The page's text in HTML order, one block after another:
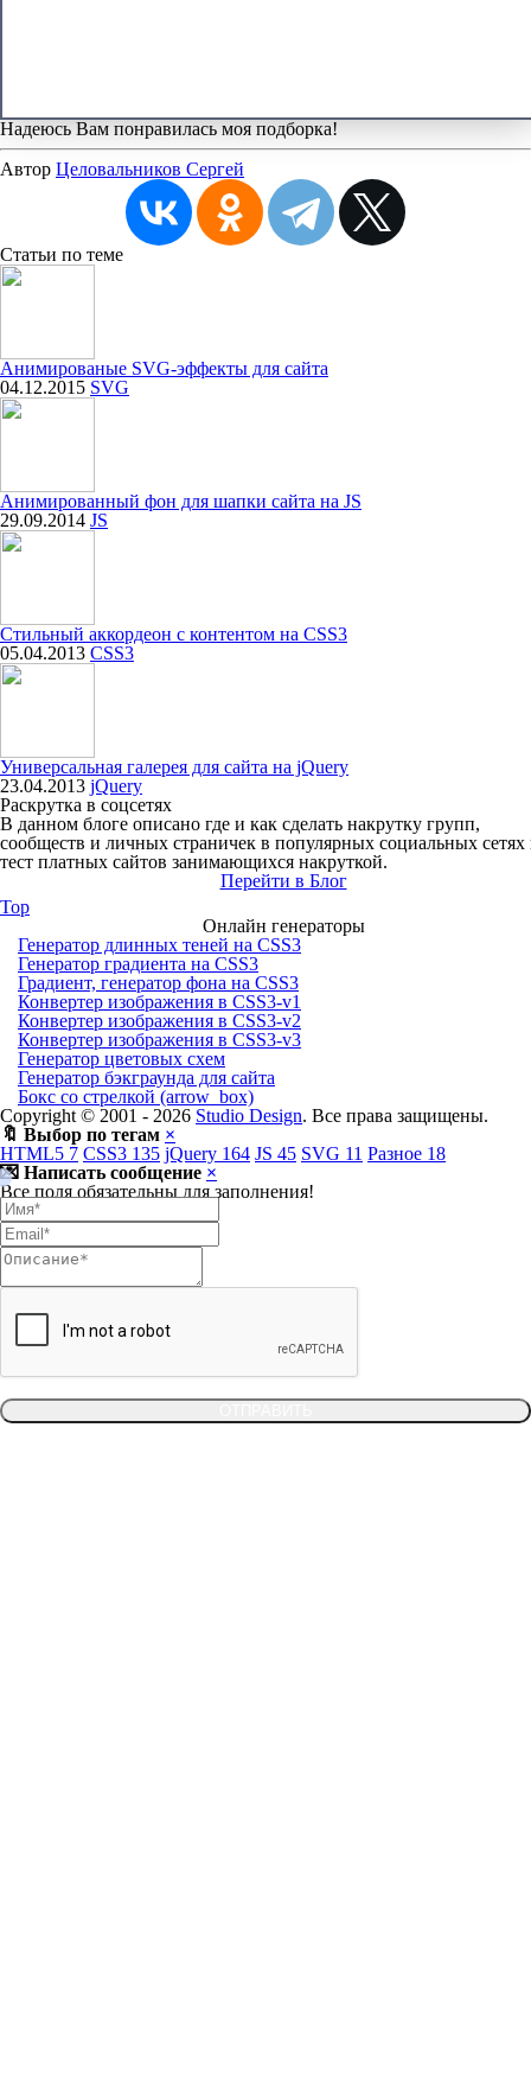
Надеюсь Вам понравилась моя подборка!
Автор Целовальников Сергей
Статьи по теме
Анимированые SVG-эффекты для сайта
04.12.2015 SVG
Анимированный фон для шапки сайта на JS
29.09.2014 JS
Стильный аккордеон с контентом на CSS3
05.04.2013 CSS3
Универсальная галерея для сайта на jQuery
23.04.2013 jQuery
Раскрутка в соцсетях
В данном блоге описано где и как сделать накрутку групп,
сообществ и личных страничек в популярных социальных сетях
тест платных сайтов занимающихся накруткой.
Перейти в Блог
Top
Онлайн генераторы
Генератор длинных теней на CSS3
Генератор градиента на CSS3
Градиент, генератор фона на CSS3
Конвертер изображения в CSS3-v1
Конвертер изображения в CSS3-v2
Конвертер изображения в CSS3-v3
Генератор цветовых схем
Генератор бэкграунда для сайта
Бокс со стрелкой (arrow_box)
Copyright © 2001 - 2026 Studio Design. Все права защищены.
🔖 Выбор по тегам ×
HTML5 7 CSS3 135 jQuery 164 JS 45 SVG 11 Разное 18
💌 Написать сообщение ×
Все поля обязательны для заполнения!